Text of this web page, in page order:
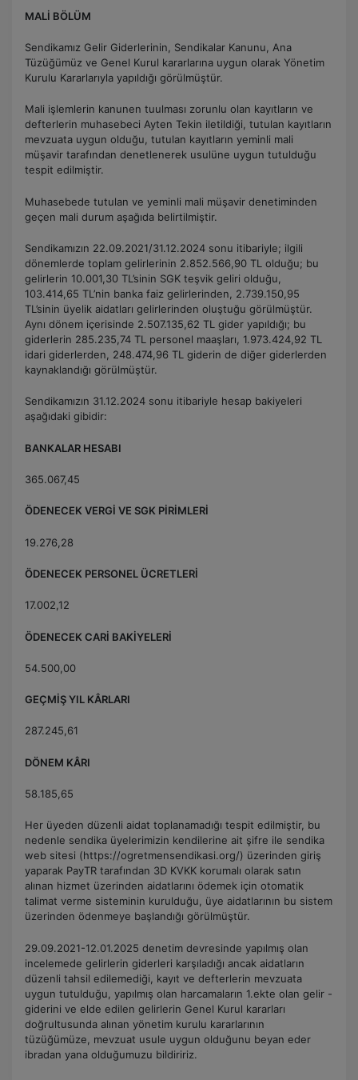
MALİ BÖLÜM
Sendikamız Gelir Giderlerinin, Sendikalar Kanunu, Ana
Tüzüğümüz ve Genel Kurul kararlarına uygun olarak Yönetim
Kurulu Kararlarıyla yapıldığı görülmüştür.
Mali işlemlerin kanunen tuulması zorunlu olan kayıtların ve
defterlerin muhasebeci Ayten Tekin iletildiği, tutulan kayıtların
mevzuata uygun olduğu, tutulan kayıtların yeminli mali
müşavir tarafından denetlenerek usulüne uygun tutulduğu
tespit edilmiştir.
Muhasebede tutulan ve yeminli mali müşavir denetiminden
geçen mali durum aşağıda belirtilmiştir.
Sendikamızın 22.09.2021/31.12.2024 sonu itibariyle; ilgili
dönemlerde toplam gelirlerinin 2.852.566,90 TL olduğu; bu
gelirlerin 10.001,30 TL’sinin SGK teşvik geliri olduğu,
103.414,65 TL’nin banka faiz gelirlerinden, 2.739.150,95
TL’sinin üyelik aidatları gelirlerinden oluştuğu görülmüştür.
Aynı dönem içerisinde 2.507.135,62 TL gider yapıldığı; bu
giderlerin 285.235,74 TL personel maaşları, 1.973.424,92 TL
idari giderlerden, 248.474,96 TL giderin de diğer giderlerden
kaynaklandığı görülmüştür.
Sendikamızın 31.12.2024 sonu itibariyle hesap bakiyeleri
aşağıdaki gibidir:
BANKALAR HESABI
365.067,45
ÖDENECEK VERGİ VE SGK PİRİMLERİ
19.276,28
ÖDENECEK PERSONEL ÜCRETLERİ
17.002,12
ÖDENECEK CARİ BAKİYELERİ
54.500,00
GEÇMİŞ YIL KÂRLARI
287.245,61
DÖNEM KÂRI
58.185,65
Her üyeden düzenli aidat toplanamadığı tespit edilmiştir, bu
nedenle sendika üyelerimizin kendilerine ait şifre ile sendika
web sitesi (https://ogretmensendikasi.org/) üzerinden giriş
yaparak PayTR tarafından 3D KVKK korumalı olarak satın
alınan hizmet üzerinden aidatlarını ödemek için otomatik
talimat verme sisteminin kurulduğu, üye aidatlarının bu sistem
üzerinden ödenmeye başlandığı görülmüştür.
29.09.2021-12.01.2025 denetim devresinde yapılmış olan
incelemede gelirlerin giderleri karşıladığı ancak aidatların
düzenli tahsil edilemediği, kayıt ve defterlerin mevzuata
uygun tutulduğu, yapılmış olan harcamaların 1.ekte olan gelir -
giderini ve elde edilen gelirlerin Genel Kurul kararları
doğrultusunda alınan yönetim kurulu kararlarının
tüzüğümüze, mevzuat usule uygun olduğunu beyan eder
ibradan yana olduğumuzu bildiririz.